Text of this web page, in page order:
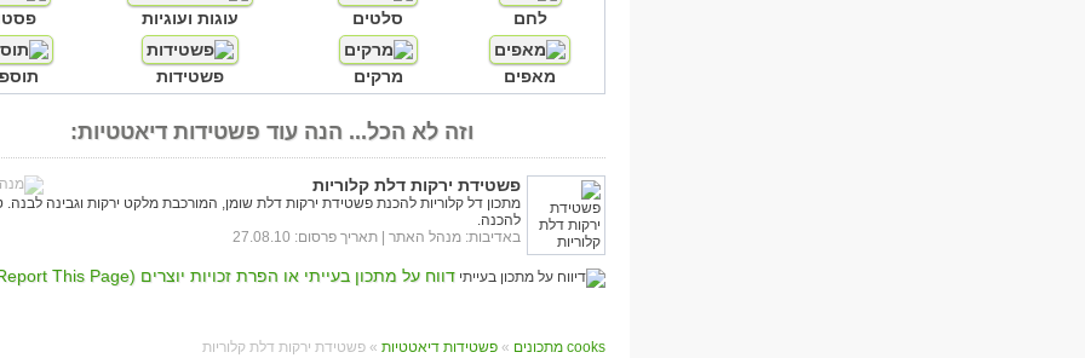
לחם סלטים עוגות ועוגיות
מאפים מרקים פשטידות
וזה לא הכל... הנה עוד פשטידות דיאטטיות:
פשטידת ירקות דלת קלוריות
מתכון דל קלוריות להכנת פשטידת ירקות דלת שומן, המורכבת מלקט ירקות וגבינה לבנה.
להכנה.
באדיבות: מנהל האתר | תאריך פרסום: 27.08.10
דווח על מתכון בעייתי או הפרת זכויות יוצרים (Report This Page)
cooks מתכונים » פשטידות דיאטטיות » פשטידת ירקות דלת קלוריות